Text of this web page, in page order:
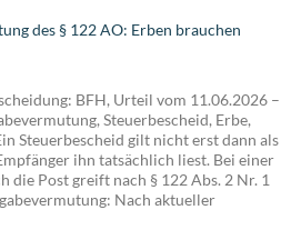
des § 122 AO: Erben brauchen
BFH, Urteil vom 11.06.2026 –
Steuerbescheid, Erbe,
Steuerbescheid gilt nicht erst dann als
ihn tatsächlich liest. Bei einer
Post greift nach § 122 Abs. 2 Nr. 1
Nach aktueller